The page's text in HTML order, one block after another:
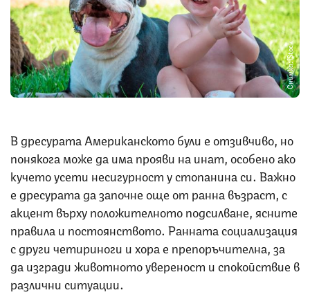
Снимка: iStock
В дресурата Американското були е отзивчиво, но
понякога може да има прояви на инат, особено ако
кучето усети несигурност у стопанина си. Важно
е дресурата да започне още от ранна възраст, с
акцент върху положителното подсилване, ясните
правила и постоянството. Ранната социализация
с други четириноги и хора е препоръчителна, за
да изгради животното увереност и спокойствие в
различни ситуации.